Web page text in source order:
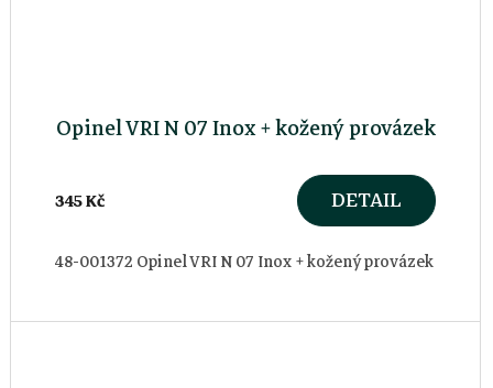
Opinel VRI N 07 Inox + kožený provázek
345 Kč DETAIL
48-001372 Opinel VRI N 07 Inox + kožený provázek